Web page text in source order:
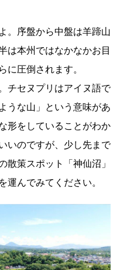
。序盤から中盤は羊蹄山
は本州ではなかなかお目
に圧倒されます。
チセヌプリはアイヌ語で
うな山」という意味があ
形をしていることがわか
いのですが、少し先まで
散策スポット「神仙沼」
運んでみてください。